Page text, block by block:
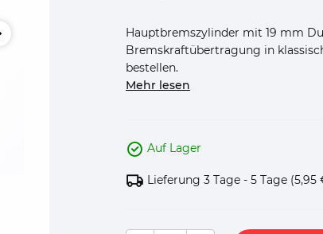
Hauptbremszylinder mit 19 mm
Bremskraftübertragung in
bestellen.
Mehr lesen
Auf Lager
Lieferung 3 Tage - 5 Tage (5,95